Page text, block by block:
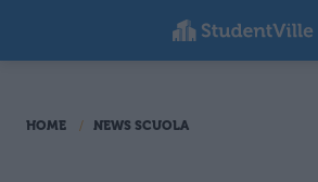
HOME NEWS SCUOLA